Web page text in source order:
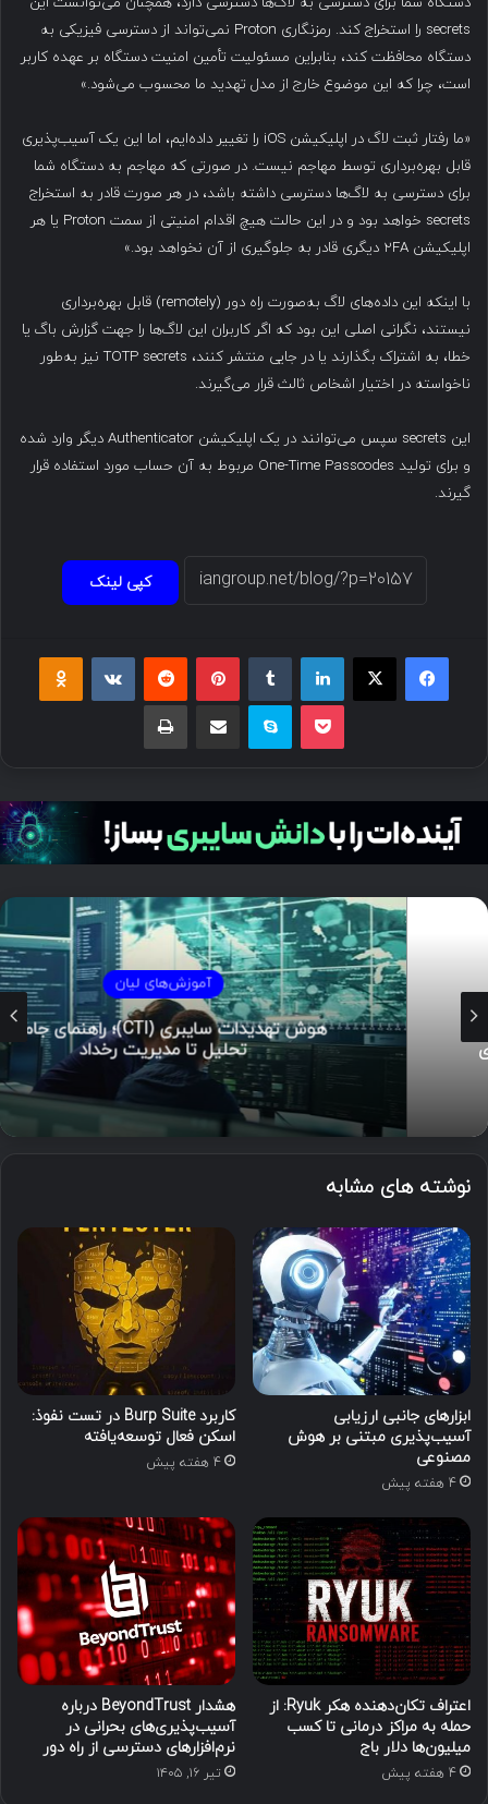
secrets را استخراج کند. رمزنگاری Proton نمی‌تواند از دسترسی فیزیکی به
دستگاه محافظت کند، بنابراین مسئولیت تأمین امنیت دستگاه بر عهده کاربر
است، چرا که این موضوع خارج از مدل تهدید ما محسوب می‌شود.»
«ما رفتار ثبت لاگ در اپلیکیشن iOS را تغییر داده‌ایم، اما این یک آسیب‌پذیری
قابل بهره‌برداری توسط مهاجم نیست. در صورتی که مهاجم به دستگاه شما
برای دسترسی به لاگ‌ها دسترسی داشته باشد، در هر صورت قادر به استخراج
secrets خواهد بود و در این حالت هیچ اقدام امنیتی از سمت Proton یا هر
اپلیکیشن ۲FA دیگری قادر به جلوگیری از آن نخواهد بود.»
با اینکه این داده‌های لاگ به‌صورت راه دور (remotely) قابل بهره‌برداری
نیستند، نگرانی اصلی این بود که اگر کاربران این لاگ‌ها را جهت گزارش باگ یا
خطا، به اشتراک بگذارند یا در جایی منتشر کنند، TOTP secrets نیز به‌طور
ناخواسته در اختیار اشخاص ثالث قرار می‌گیرند.
این secrets سپس می‌توانند در یک اپلیکیشن Authenticator دیگر وارد شده
و برای تولید One-Time Passcodes مربوط به آن حساب مورد استفاده قرار
گیرند.
کپی لینک
فیسبوک ایکس لینکداین پینتریست
پاکت اسکایپ چاپ
آموزش‌های لیان
هوش تهدیدات سایبری (CTI)؛ راهنمای جامع از
تحلیل تا مدیریت رخداد
نوشته های مشابه
ابزارهای جانبی ارزیابی
آسیب‌پذیری مبتنی بر هوش
مصنوعی
4 هفته پیش
کاربرد Burp Suite در تست نفوذ:
اسکن فعال توسعه‌یافته
4 هفته پیش
اعتراف تکان‌دهنده هکر Ryuk: از
حمله به مراکز درمانی تا کسب
میلیون‌ها دلار باج
4 هفته پیش
هشدار BeyondTrust درباره
آسیب‌پذیری‌های بحرانی در
نرم‌افزارهای دسترسی از راه دور
تیر ۱۶, ۱۴۰۵